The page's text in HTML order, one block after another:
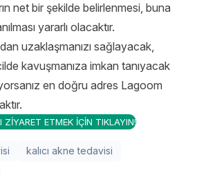
net bir şekilde belirlenmesi, buna
yararlı olacaktır.
uzaklaşmanızı sağlayacak,
kavuşmanıza imkan tanıyacak
en doğru adres Lagoom
ZİYARET ETMEK İÇİN TIKLAYIN!
kalıcı akne tedavisi